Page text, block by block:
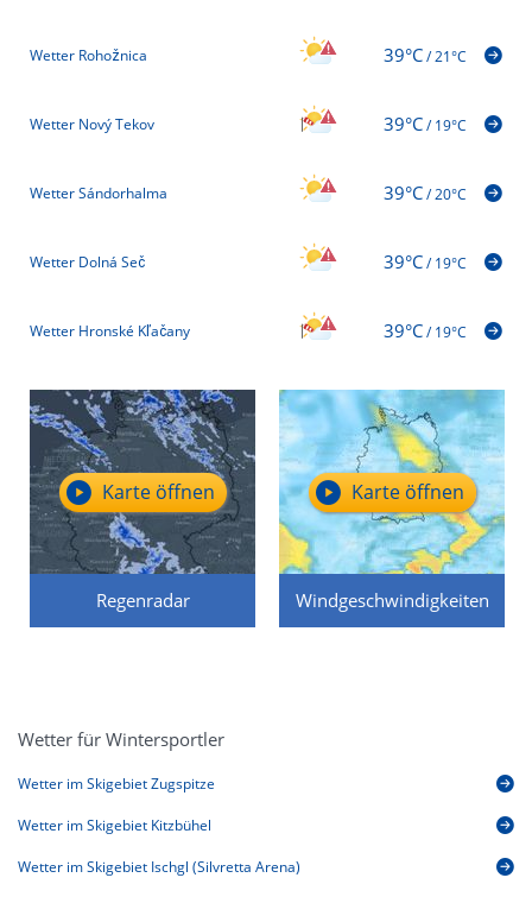
Wetter Rohožnica 39°C/21°C
Wetter Nový Tekov 39°C/19°C
Wetter Sándorhalma 39°C/20°C
Wetter Dolná Seč 39°C/19°C
Wetter Hronské Kľačany 39°C/19°C
Regenradar
Karte öffnen
Windgeschwindigkeiten
Karte öffnen
Wetter für Wintersportler
Wetter im Skigebiet Zugspitze
Wetter im Skigebiet Kitzbühel
Wetter im Skigebiet Ischgl (Silvretta Arena)